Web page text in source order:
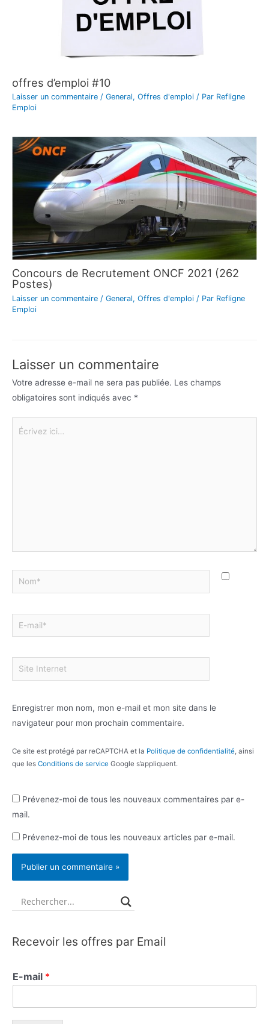
offres d’emploi #10
Laisser un commentaire / General, Offres d'emploi / Par Refligne
Emploi
Concours de Recrutement ONCF 2021 (262
Postes)
Laisser un commentaire / General, Offres d'emploi / Par Refligne
Emploi
Laisser un commentaire
Votre adresse e-mail ne sera pas publiée. Les champs
obligatoires sont indiqués avec *
Enregistrer mon nom, mon e-mail et mon site dans le
navigateur pour mon prochain commentaire.
Ce site est protégé par reCAPTCHA et la Politique de confidentialité, ainsi
que les Conditions de service Google s’appliquent.
Prévenez-moi de tous les nouveaux commentaires par e-
mail.
Prévenez-moi de tous les nouveaux articles par e-mail.
Recevoir les offres par Email
E-mail *